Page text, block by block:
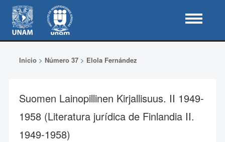
Inicio> Número 37> Elola Fernández
Suomen Lainopillinen Kirjallisuus. II 1949-
1958 (Literatura jurídica de Finlandia II.
1949-1958)